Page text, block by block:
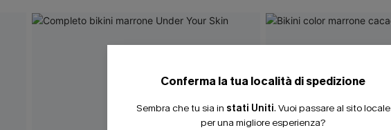
Conferma la tua località di spedizione
Sembra che tu sia in stati Uniti. Vuoi passare al sito locale
per una migliore esperienza?